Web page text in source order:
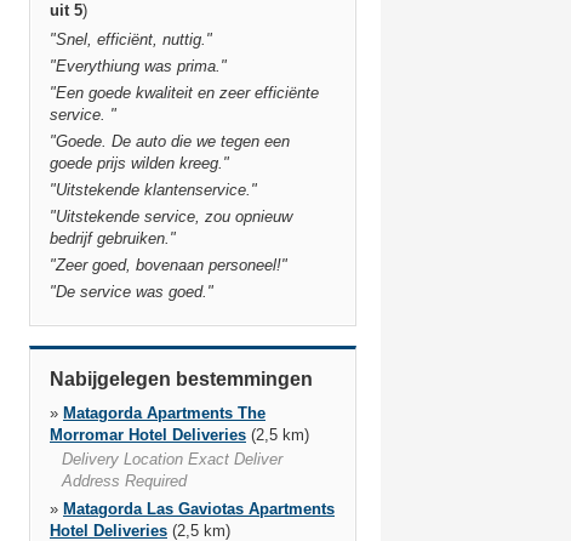
uit 5)
"Snel, efficiënt, nuttig. "
"Everythiung was prima. "
"Een goede kwaliteit en zeer efficiënte
service. "
"Goede. De auto die we tegen een
goede prijs wilden kreeg. "
"Uitstekende klantenservice. "
"Uitstekende service, zou opnieuw
bedrijf gebruiken. "
"Zeer goed, bovenaan personeel!"
"De service was goed. "
Nabijgelegen bestemmingen
» Matagorda Apartments The
Morromar Hotel Deliveries (2,5 km)
Delivery Location Exact Deliver
Address Required
» Matagorda Las Gaviotas Apartments
Hotel Deliveries (2,5 km)